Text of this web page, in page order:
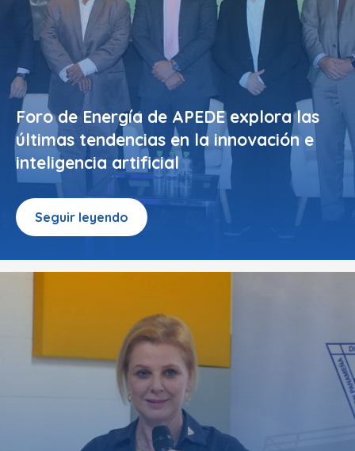
Foro de Energía de APEDE explora las
últimas tendencias en la innovación e
inteligencia artificial
Seguir leyendo